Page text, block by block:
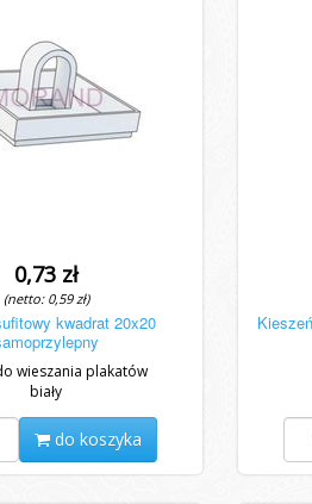
0,73 zł
(netto: 0,59 zł)
kwadrat 20x20
wieszania plakatów
biały
do koszyka